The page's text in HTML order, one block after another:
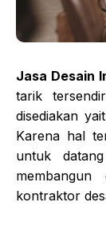
Jasa Desain
tarik
disediakan
Karena hal
untuk
kontraktor